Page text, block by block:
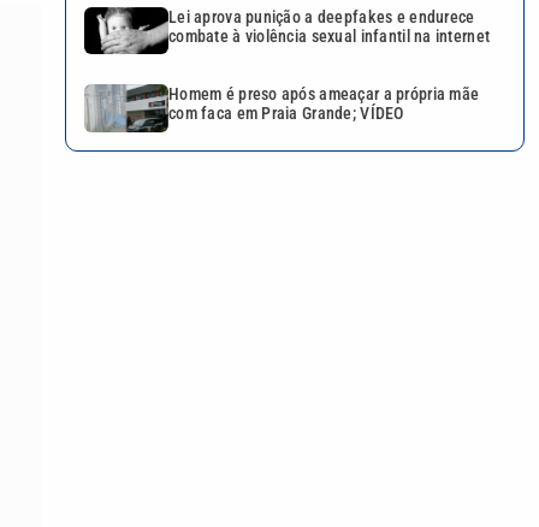
Lei aprova punição a deepfakes e endurece
combate à violência sexual infantil na internet
Homem é preso após ameaçar a própria mãe
com faca em Praia Grande; VÍDEO